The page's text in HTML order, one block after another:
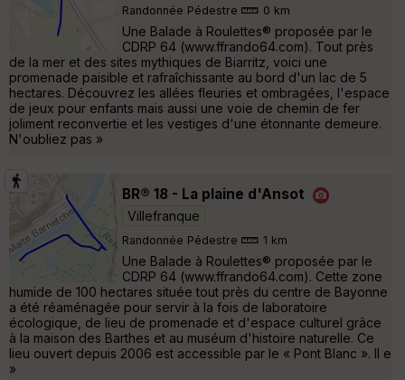
Randonnée Pédestre 0 km
Une Balade à Roulettes® proposée par le
CDRP 64 (www.ffrando64.com). Tout près
de la mer et des sites mythiques de Biarritz, voici une
promenade paisible et rafraîchissante au bord d'un lac de 5
hectares. Découvrez les allées fleuries et ombragées, l'espace
de jeux pour enfants mais aussi une voie de chemin de fer
joliment reconvertie et les vestiges d'une étonnante demeure.
N'oubliez pas »
BR® 18 - La plaine d'Ansot
Villefranque
Randonnée Pédestre 1 km
Une Balade à Roulettes® proposée par le
CDRP 64 (www.ffrando64.com). Cette zone
humide de 100 hectares située tout près du centre de Bayonne
a été réaménagée pour servir à la fois de laboratoire
écologique, de lieu de promenade et d'espace culturel grâce
à la maison des Barthes et au muséum d'histoire naturelle. Ce
lieu ouvert depuis 2006 est accessible par le « Pont Blanc ». Il e
»